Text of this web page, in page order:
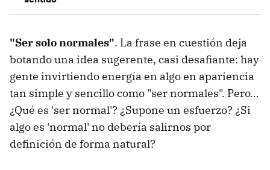
"Ser solo normales". La frase en cuestión deja
botando una idea sugerente, casi desafiante: hay
gente invirtiendo energía en algo en apariencia
tan simple y sencillo como "ser normales". Pero…
¿Qué es 'ser normal'? ¿Supone un esfuerzo? ¿Si
algo es 'normal' no debería salirnos por
definición de forma natural?